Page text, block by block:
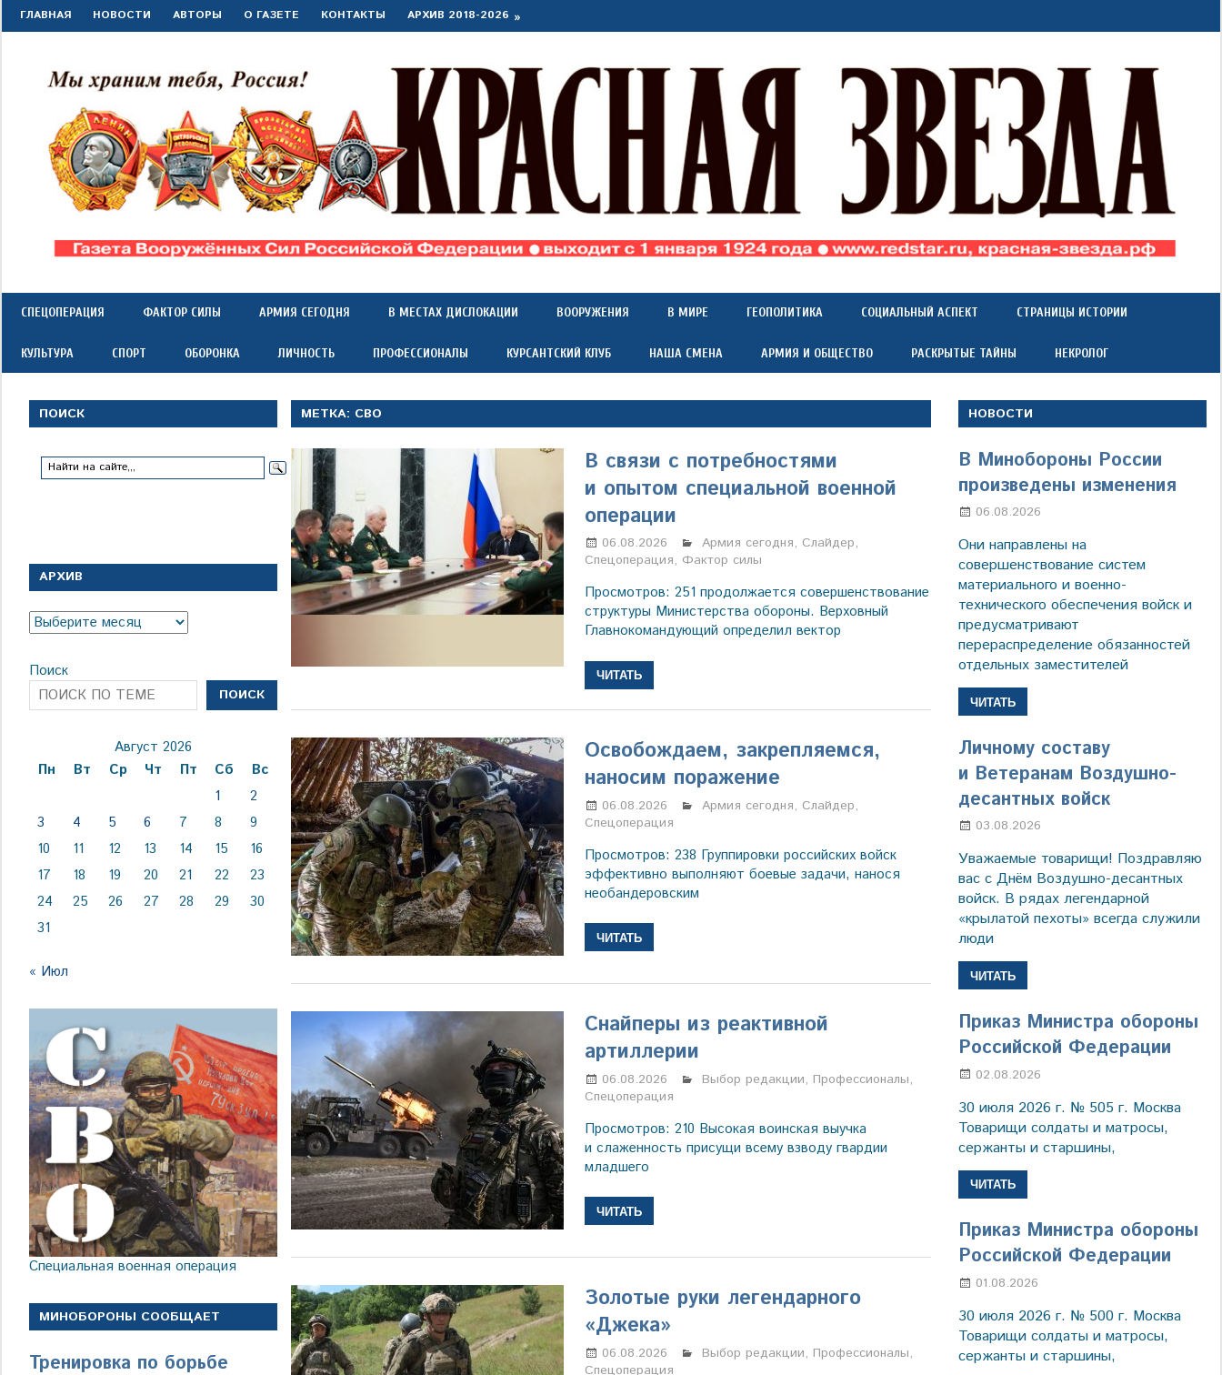
Перейти
к
ГЛАВНАЯ НОВОСТИ АВТОРЫ О ГАЗЕТЕ КОНТАКТЫ АРХИВ 2018-2026
"Красная
звезда"
Вооружённых
Сил
Федерации
*
1
1924
года
СПЕЦОПЕРАЦИЯ ФАКТОР СИЛЫ АРМИЯ СЕГОДНЯ В МЕСТАХ ДИСЛОКАЦИИ ВООРУЖЕНИЯ В МИРЕ ГЕОПОЛИТИКА СОЦИАЛЬНЫЙ АСПЕКТ СТРАНИЦЫ ИСТОРИИ
КУЛЬТУРА СПОРТ ОБОРОНКА ЛИЧНОСТЬ ПРОФЕССИОНАЛЫ КУРСАНТСКИЙ КЛУБ НАША СМЕНА АРМИЯ И ОБЩЕСТВО РАСКРЫТЫЕ ТАЙНЫ НЕКРОЛОГ
МЕТКА: СВО
В связи с потребностями
и опытом специальной военной
операции
06.08.2026 Марина Щербакова
Армия сегодня, Слайдер,
Спецоперация, Фактор силы
Просмотров: 251 продолжается совершенствование
структуры Министерства обороны. Верховный
Главнокомандующий оп­ре­делил вектор
ЧИТАТЬ
Освобождаем, закрепляемся,
наносим поражение
06.08.2026 Марина Щербакова
Армия сегодня, Слайдер,
Спецоперация
Просмотров: 238 Группировки российских войск
эффективно выполняют боевые задачи, нанося
необандеровским
ЧИТАТЬ
Снайперы из реактивной
артиллерии
06.08.2026 Марина Щербакова
Выбор редакции, Профессионалы,
Спецоперация
Просмотров: 210 Высокая воинская выучка
и слаженность присущи всему взводу гвардии
младшего
ЧИТАТЬ
Золотые руки легендарного
«Джека»
06.08.2026 Марина Щербакова
Выбор редакции, Профессионалы,
Спецоперация
ПОИСК
АРХИВ
Архив
Поиск
ПОИСК
Август 2026
Пн
Вт Ср Чт Пт Сб
Вс
1
2
3
4 5 6 7 8
9
10
11 12 13 14 15
16
17
18 19 20 21 22
23
24
25 26 27 28 29
30
31
« Июл
Специальная военная операция
МИНОБОРОНЫ СООБЩАЕТ
Тренировка по борьбе
НОВОСТИ
В Минобороны России
произведены изменения
06.08.2026
Они направлены на
совершенствование систем
материального и военно-
технического обеспечения войск и
предусматривают
перераспределение обязанностей
отдельных заместителей
ЧИТАТЬ
Личному составу
и Ветеранам Воздушно-
десантных войск
03.08.2026
Уважаемые товарищи! Поздравляю
вас с Днём Воздушно-десантных
войск. В рядах легендарной
«крылатой пехоты» всегда служили
люди
ЧИТАТЬ
Приказ Министра обороны
Российской Федерации
02.08.2026
30 июля 2026 г. № 505 г. Москва
Товарищи солдаты и матросы,
сержанты и старшины,
ЧИТАТЬ
Приказ Министра обороны
Российской Федерации
01.08.2026
30 июля 2026 г. № 500 г. Москва
Товарищи солдаты и матросы,
сержанты и старшины,